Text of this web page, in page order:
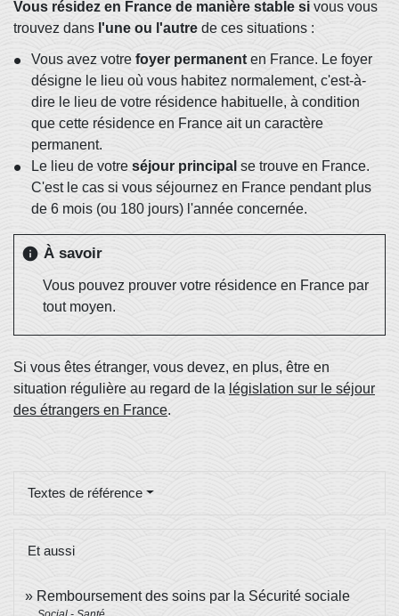
Vous résidez en France de manière stable si vous vous
trouvez dans l'une ou l'autre de ces situations :
Vous avez votre foyer permanenten France. Le foyer
désigne le lieu où vous habitez normalement, c'est-à-
dire le lieu de votre résidence habituelle, à condition
que cette résidence en France ait un caractère
permanent.
Le lieu de votre séjour principal se trouve en France.
C'est le cas si vous séjournez en France pendant plus
de 6 mois (ou 180 jours) l'année concernée.
info À savoir
Vous pouvez prouver votre résidence en France par
tout moyen.
Si vous êtes étranger, vous devez, en plus, être en
situation régulière au regard de la législation sur le séjour
des étrangers en France.
Textes de référence
Et aussi
Remboursement des soins par la Sécurité sociale